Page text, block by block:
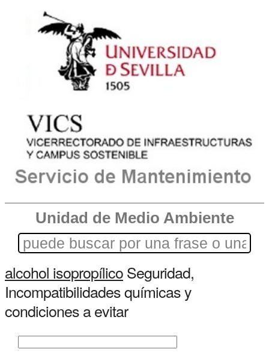
Unidad de Medio Ambiente
alcohol isopropílicoSeguridad,
Incompatibilidades químicas y
condiciones a evitar